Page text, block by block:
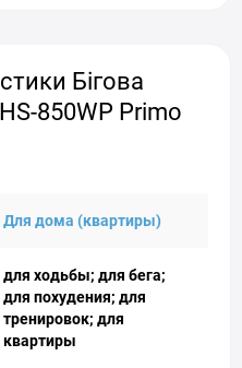
Бігова
850WP Primo
Для дома (квартиры)
для ходьбы; для бега;
для похудения; для
тренировок; для
квартиры